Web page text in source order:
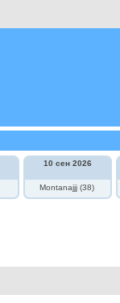
10 сен 2026
Montanajjj (38)